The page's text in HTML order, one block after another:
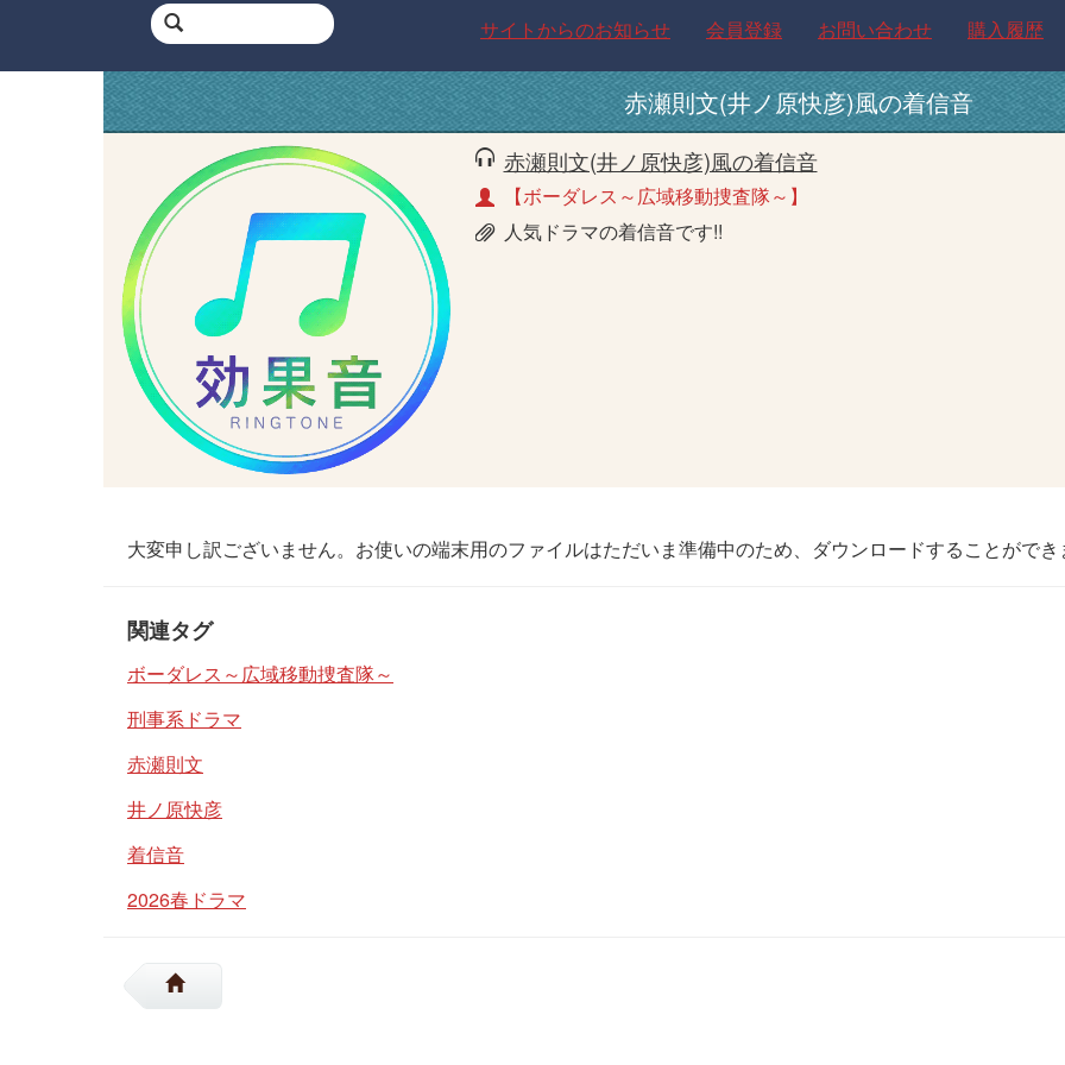
サイトからのお知らせ 会員登録 お問い合わせ 購入履歴
赤瀬則文(井ノ原快彦)風の着信音
赤瀬則文(井ノ原快彦)風の着信音
【ボーダレス～広域移動捜査隊～】
人気ドラマの着信音です!!
大変申し訳ございません。お使いの端末用のファイルはただいま準備中のため、ダウンロードすることがで
関連タグ
ボーダレス～広域移動捜査隊～
刑事系ドラマ
赤瀬則文
井ノ原快彦
着信音
2026春ドラマ